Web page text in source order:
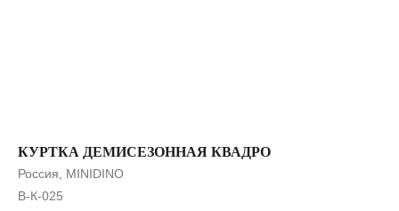
КУРТКА ДЕМИСЕЗОННАЯ КВАДРО
Россия, MINIDINO
В-К-025